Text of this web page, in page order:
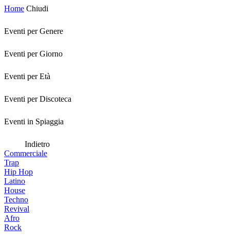
Home Chiudi
Eventi per Genere
Eventi per Giorno
Eventi per Età
Eventi per Discoteca
Eventi in Spiaggia
Indietro
Commerciale
Trap
Hip Hop
Latino
House
Techno
Revival
Afro
Rock